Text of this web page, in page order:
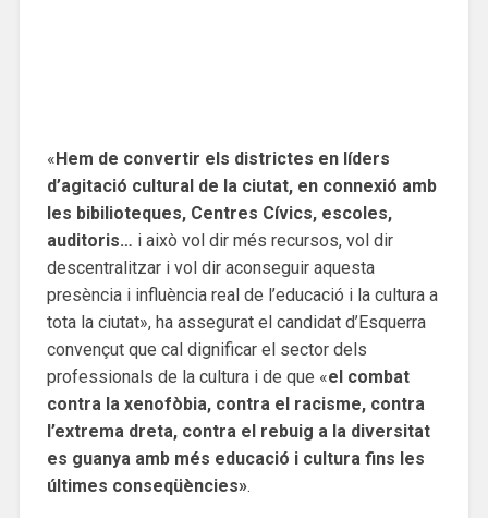
«Hem de convertir els districtes en líders
d’agitació cultural de la ciutat, en connexió amb
les bibilioteques, Centres Cívics, escoles,
auditoris… i això vol dir més recursos, vol dir
descentralitzar i vol dir aconseguir aquesta
presència i influència real de l’educació i la cultura a
tota la ciutat», ha assegurat el candidat d’Esquerra
convençut que cal dignificar el sector dels
professionals de la cultura i de que «el combat
contra la xenofòbia, contra el racisme, contra
l’extrema dreta, contra el rebuig a la diversitat
es guanya amb més educació i cultura fins les
últimes conseqüències».